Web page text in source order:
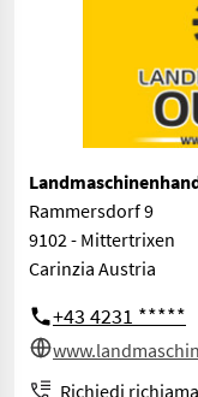
Rammersdorf 9
9102 - Mittertrixen
Carinzia Austria
+43 4231 *****
Richiedi